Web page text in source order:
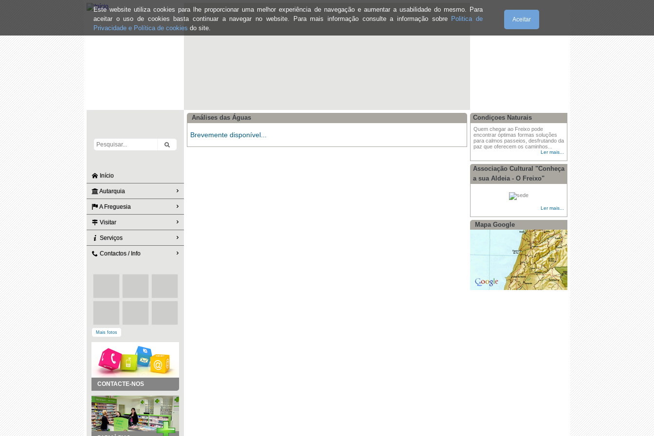
Este website utiliza cookies para lhe proporcionar uma melhor experiência de navegação e aumentar a usabilidade do mesmo. Para
aceitar o uso de cookies basta continuar a navegar no website. Para mais informação consulte a informação sobre Politica de
Privacidade e Política de cookies do site.
Aceitar
Início
Autarquia
A Freguesia
Visitar
Serviços
Contactos / Info
Mais fotos
CONTACTE-NOS
Análises das Águas
Brevemente disponível...
Condiçoes Naturais
Quem chegar ao Freixo pode
encontrar óptimas formas soluções
para calmos passeios, desfrutando da
paz que oferecem os caminhos...
Ler mais...
Associação Cultural "Conheça
a sua Aldeia - O Freixo"
Ler mais...
Mapa Google